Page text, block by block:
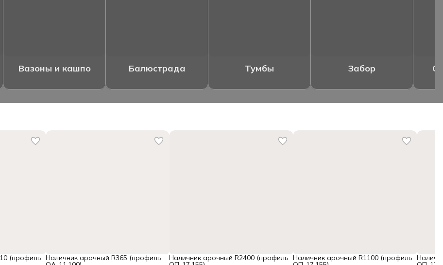
Вазоны и кашпо Балюстрада Тумбы Забор
(профиль Наличник арочный R365 (профиль Наличник арочный R2400 (профиль Наличник арочный R1100 (профиль